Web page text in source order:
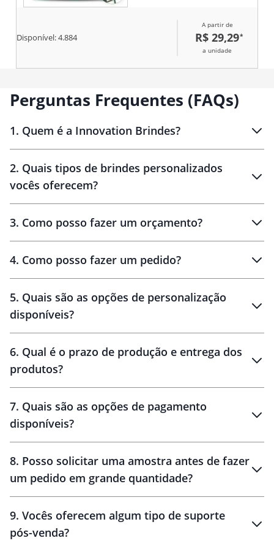
semana. Acompanha caneta
esferográfica com carga preta
de 0,8 mm. Uma opção prática e
Disponível:4.884
A partir de
R$ 29,29*
a unidade
Perguntas Frequentes (FAQs)
1. Quem é a Innovation Brindes?
Brindes personalizados
2. Quais tipos de brindes personalizados
vocês oferecem?
personalizados
3. Como posso fazer um orçamento?
brinde
personalização
4. Como posso fazer um pedido?
amostra virtual
5. Quais são as opções de personalização
disponíveis?
6. Qual é o prazo de produção e entrega dos
produtos?
10 dias
brinde
48 horas
7. Quais são as opções de pagamento
disponíveis?
8. Posso solicitar uma amostra antes de fazer
um pedido em grande quantidade?
9. Vocês oferecem algum tipo de suporte
pós-venda?